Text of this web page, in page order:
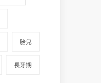
胎兒
長牙期